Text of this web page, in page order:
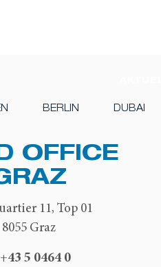
BERLIN DUBAI
OFFICE
11, Top 01
8055 Graz
+43 5 0464 0